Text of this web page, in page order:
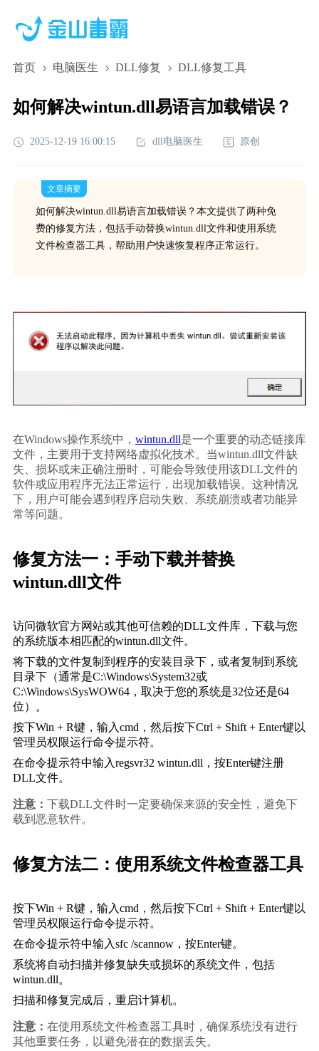
首页 电脑医生 DLL修复 DLL修复工具
如何解决wintun.dll易语言加载错误？
2025-12-19 16:00:15 dll电脑医生 原创
文章摘要
如何解决wintun.dll易语言加载错误？本文提供了两种免
费的修复方法，包括手动替换wintun.dll文件和使用系统
文件检查器工具，帮助用户快速恢复程序正常运行。
在Windows操作系统中， wintun.dll是一个重要的动态链接库
文件，主要用于支持网络虚拟化技术。当wintun.dll文件缺
失、损坏或未正确注册时，可能会导致使用该DLL文件的
软件或应用程序无法正常运行，出现加载错误。这种情况
下，用户可能会遇到程序启动失败、系统崩溃或者功能异
常等问题。
修复方法一：手动下载并替换
wintun.dll文件
访问微软官方网站或其他可信赖的DLL文件库，下载与您
的系统版本相匹配的wintun.dll文件。
将下载的文件复制到程序的安装目录下，或者复制到系统
目录下（通常是C:\Windows\System32或
C:\Windows\SysWOW64，取决于您的系统是32位还是64
位）。
按下Win + R键，输入cmd ，然后按下Ctrl + Shift + Enter键以
管理员权限运行命令提示符。
在命令提示符中输入regsvr32 wintun.dll ，按Enter键注册
DLL文件。
注意： 下载DLL文件时一定要确保来源的安全性，避免下
载到恶意软件。
修复方法二：使用系统文件检查器工具
按下Win + R键，输入cmd ，然后按下Ctrl + Shift + Enter键以
管理员权限运行命令提示符。
在命令提示符中输入sfc /scannow，按Enter键。
系统将自动扫描并修复缺失或损坏的系统文件，包括
wintun.dll。
扫描和修复完成后，重启计算机。
注意： 在使用系统文件检查器工具时，确保系统没有进行
其他重要任务，以避免潜在的数据丢失。